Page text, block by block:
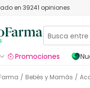
en 39241 opiniones
Promociones
/ Bebés y Mamás /